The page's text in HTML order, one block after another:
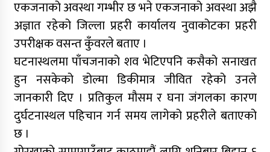
एकजनाको अवस्था गम्भीर छ भने एकजनाको अवस्था अझै
अज्ञात रहेको जिल्ला प्रहरी कार्यालय नुवाकोटका प्रहरी
उपरीक्षक वसन्त कुँवरले बताए ।
घटनास्थलमा पाँचजनाको शव भेटिएपनि कसैको सनाखत
हुन नसकेको डोल्मा डिकीमात्र जीवित रहेको उनले
जानकारी दिए । प्रतिकुल मौसम र घना जंगलका कारण
दुर्घटनास्थल पहिचान गर्न समय लागेको प्रहरीले बताएको
छ ।